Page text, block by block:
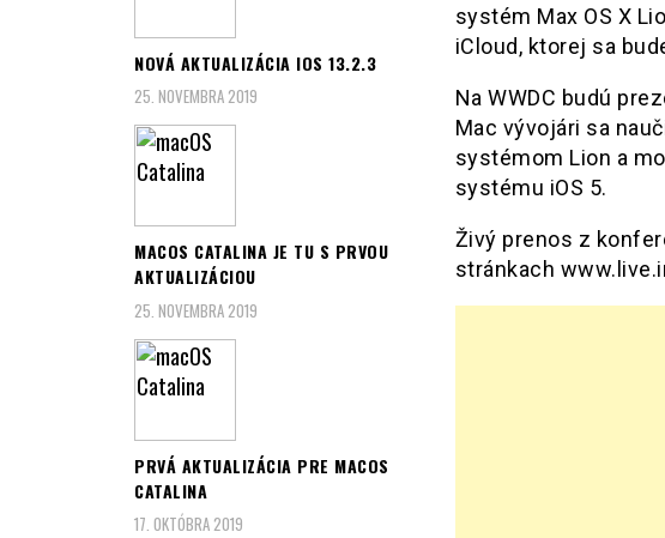
systém Max OS X
iCloud, ktorej sa
Na WWDC budú
Mac vývojári sa
systémom Lion a
systému iOS 5.
Živý prenos z
stránkach
NOVÁ AKTUALIZÁCIA IOS 13.2.3
25. NOVEMBRA 2019
MACOS CATALINA JE TU S PRVOU
AKTUALIZÁCIOU
25. NOVEMBRA 2019
PRVÁ AKTUALIZÁCIA PRE MACOS
CATALINA
17. OKTÓBRA 2019